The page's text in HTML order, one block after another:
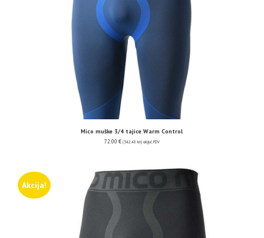
Mico muške 3/4 tajice Warm Control
72.00 € (542.48 kn) uključ. PDV
Akcija!